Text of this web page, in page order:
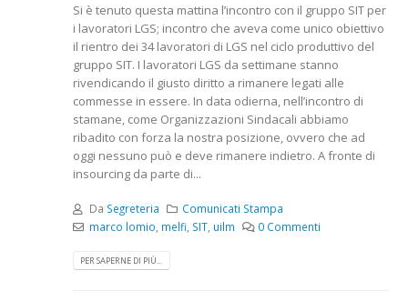
Si è tenuto questa mattina l’incontro con il gruppo SIT per
i lavoratori LGS; incontro che aveva come unico obiettivo
il rientro dei 34 lavoratori di LGS nel ciclo produttivo del
gruppo SIT. I lavoratori LGS da settimane stanno
rivendicando il giusto diritto a rimanere legati alle
commesse in essere. In data odierna, nell’incontro di
stamane, come Organizzazioni Sindacali abbiamo
ribadito con forza la nostra posizione, ovvero che ad
oggi nessuno può e deve rimanere indietro. A fronte di
insourcing da parte di...
Da Segreteria
Comunicati Stampa
marco lomio, melfi, SIT, uilm 0 Commenti
PER SAPERNE DI PIÙ...